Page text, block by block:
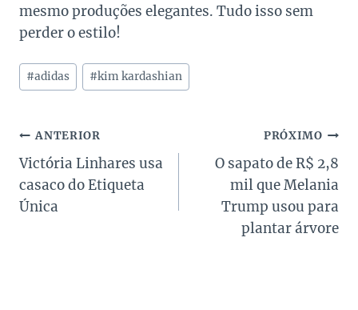
mesmo produções elegantes. Tudo isso sem
perder o estilo!
Tags
do
#adidas #kim kardashian
Navegação
de
Post
ANTERIOR
Victória Linhares usa
casaco do Etiqueta
Única
PRÓXIMO
O sapato de R$ 2,8
mil que Melania
Trump usou para
plantar árvore